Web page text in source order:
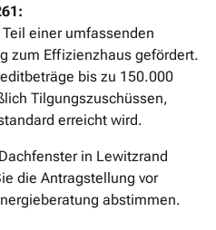
einer umfassenden
zum Effizienzhaus gefördert.
bis zu 150.000
Tilgungszuschüssen,
erreicht wird.
in Lewitzrand
die Antragstellung vor
abstimmen.